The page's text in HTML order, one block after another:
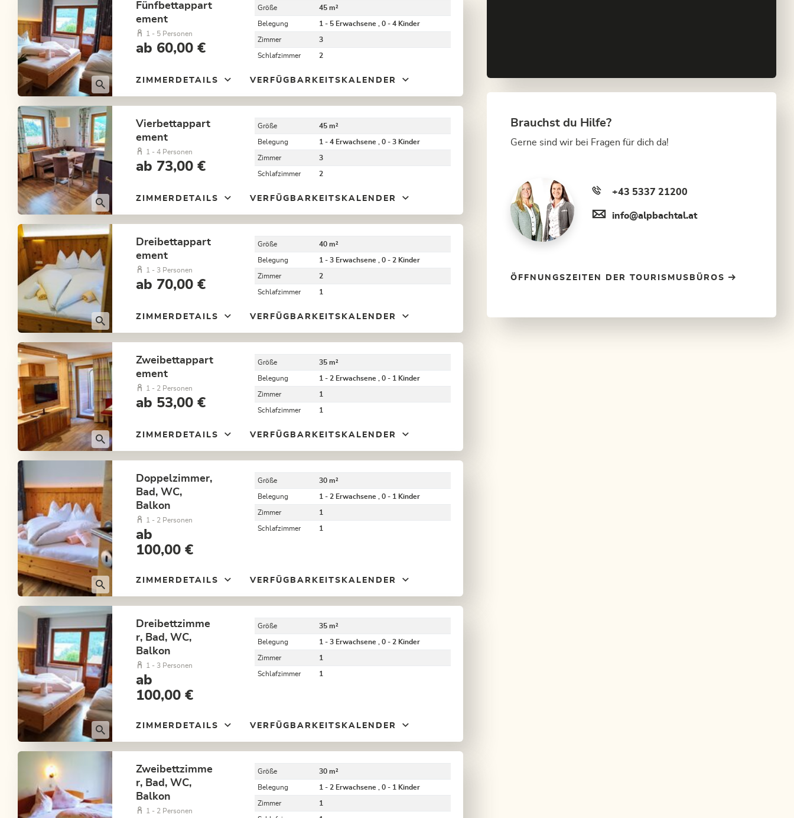
Fünfbettappart
ement
1 - 5 Personen
ab 60,00 €
Größe 45 m²
Belegung 1 - 5 Erwachsene , 0 - 4 Kinder
Zimmer 3
Schlafzimmer 2
ZIMMERDETAILS VERFÜGBARKEITSKALENDER
Vierbettappart
ement
1 - 4 Personen
ab 73,00 €
Größe 45 m²
Belegung 1 - 4 Erwachsene , 0 - 3 Kinder
Zimmer 3
Schlafzimmer 2
ZIMMERDETAILS VERFÜGBARKEITSKALENDER
Dreibettappart
ement
1 - 3 Personen
ab 70,00 €
Größe 40 m²
Belegung 1 - 3 Erwachsene , 0 - 2 Kinder
Zimmer 2
Schlafzimmer 1
ZIMMERDETAILS VERFÜGBARKEITSKALENDER
Zweibettappart
ement
1 - 2 Personen
ab 53,00 €
Größe 35 m²
Belegung 1 - 2 Erwachsene , 0 - 1 Kinder
Zimmer 1
Schlafzimmer 1
ZIMMERDETAILS VERFÜGBARKEITSKALENDER
Doppelzimmer,
Bad, WC,
Balkon
1 - 2 Personen
ab
100,00 €
Größe 30 m²
Belegung 1 - 2 Erwachsene , 0 - 1 Kinder
Zimmer 1
Schlafzimmer 1
ZIMMERDETAILS VERFÜGBARKEITSKALENDER
Dreibettzimme
r, Bad, WC,
Balkon
1 - 3 Personen
ab
100,00 €
Größe 35 m²
Belegung 1 - 3 Erwachsene , 0 - 2 Kinder
Zimmer 1
Schlafzimmer 1
ZIMMERDETAILS VERFÜGBARKEITSKALENDER
Zweibettzimme
r, Bad, WC,
Balkon
1 - 2 Personen
Größe 30 m²
Belegung 1 - 2 Erwachsene , 0 - 1 Kinder
Zimmer 1
Brauchst du Hilfe?
Gerne sind wir bei Fragen für dich da!
+43 5337 21200
info@alpbachtal.at
ÖFFNUNGSZEITEN DER TOURISMUSBÜROS